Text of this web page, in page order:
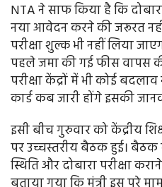
NTA ने साफ किया है कि
नया आवेदन करने की जरूरत नहीं
परीक्षा शुल्क भी नहीं लिया
पहले जमा की गई फीस वापस
परीक्षा केंद्रों में भी कोई
कार्ड कब जारी होंगे इसकी
इसी बीच गुरुवार को केंद्रीय
पर उच्चस्तरीय बैठक हुई। बैठक
स्थिति और दोबारा परीक्षा